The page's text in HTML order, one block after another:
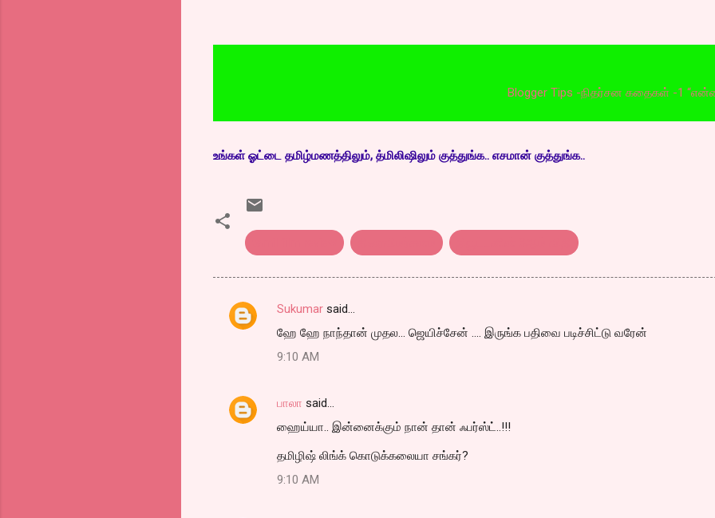
Blogger Tips -நிதர்சன கதைகள் -1 “என்னை
உங்கள் ஓட்டை தமிழ்மணத்திலும், த்மிலிஷிலும் குத்துங்க.. எசமான் குத்துங்க..
C
e
Sukumar said…
ஹே ஹே நாந்தான் முதல... ஜெயிச்சேன் .... இருங்க பதிவை படிச்சிட்டு வரேன்
9:10 AM
பாலா said…
ஹைய்யா.. இன்னைக்கும் நான் தான் ஃபர்ஸ்ட்..!!!
தமிழிஷ் லிங்க் கொடுக்கலையா சங்கர்?
9:10 AM